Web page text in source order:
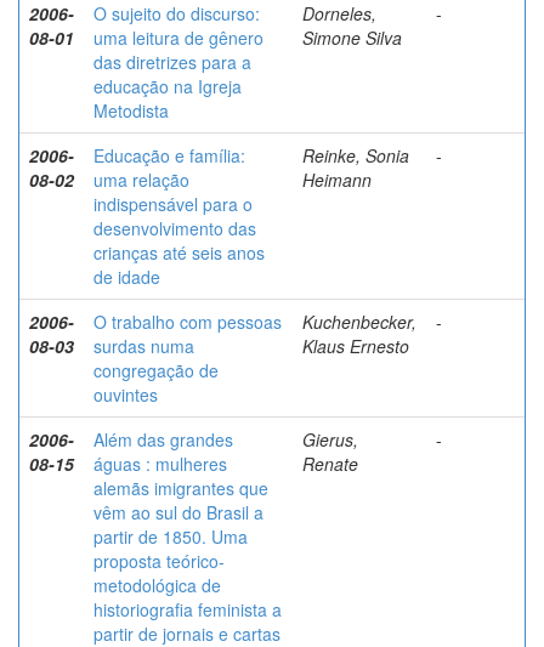
2006-
08-01
O sujeito do discurso:
uma leitura de gênero
das diretrizes para a
educação na Igreja
Metodista
Dorneles,
Simone Silva
-
2006-
08-02
Educação e família:
uma relação
indispensável para o
desenvolvimento das
crianças até seis anos
de idade
Reinke, Sonia
Heimann
-
2006-
08-03
O trabalho com pessoas
surdas numa
congregação de
ouvintes
Kuchenbecker,
Klaus Ernesto
-
2006-
08-15
Além das grandes
águas : mulheres
alemãs imigrantes que
vêm ao sul do Brasil a
partir de 1850. Uma
proposta teórico-
metodológica de
historiografia feminista a
partir de jornais e cartas
Gierus,
Renate
-